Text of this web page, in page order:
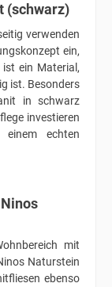
(schwarz)
verwenden
ein,
ein Material,
ist. Besonders
in schwarz
investieren
echten
mit
Naturstein
ebenso